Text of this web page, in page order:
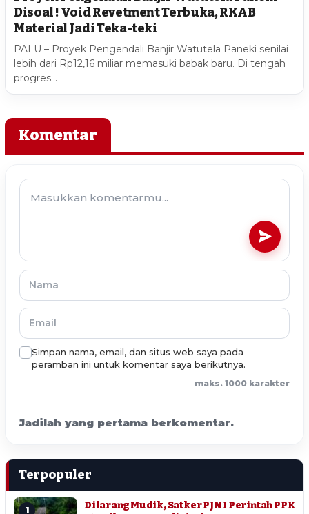
Disoal ! Void Revetment Terbuka, RKAB
Material Jadi Teka-teki
PALU – Proyek Pengendali Banjir Watutela Paneki senilai
lebih dari Rp12,16 miliar memasuki babak baru. Di tengah
progres…
Komentar
Simpan nama, email, dan situs web saya pada
peramban ini untuk komentar saya berikutnya.
maks. 1000 karakter
Jadilah yang pertama berkomentar.
Terpopuler
1
Dilarang Mudik, Satker PJN I Perintah PPK